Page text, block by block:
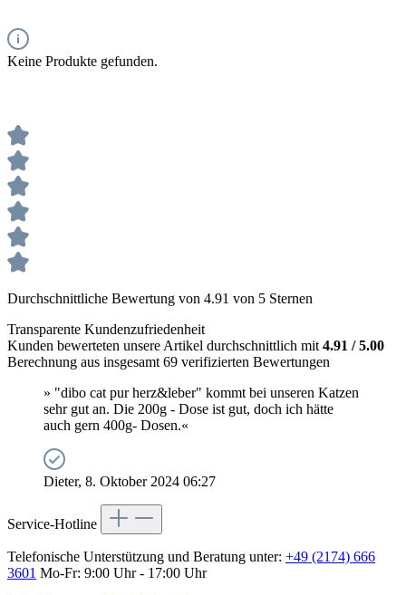
Keine Produkte gefunden.
Durchschnittliche Bewertung von 4.91 von 5 Sternen
Transparente Kundenzufriedenheit
Kunden bewerteten unsere Artikel durchschnittlich mit 4.91 / 5.00
Berechnung aus insgesamt 69 verifizierten Bewertungen
» "dibo cat pur herz&leber" kommt bei unseren Katzen
sehr gut an. Die 200g - Dose ist gut, doch ich hätte
auch gern 400g- Dosen.«
Dieter, 8. Oktober 2024 06:27
Service-Hotline
Telefonische Unterstützung und Beratung unter: +49 (2174) 666
3601 Mo-Fr: 9:00 Uhr - 17:00 Uhr